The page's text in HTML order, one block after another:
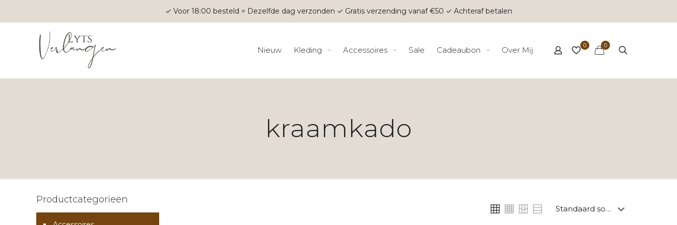
✓ Voor 18:00 besteld = Dezelfde dag verzonden ✓ Gratis verzending vanaf €50 ✓ Achteraf betalen
Nieuw Kleding Accessoires Sale Cadeaubon Over Mij 0 0
kraamkado
Productcategorieën